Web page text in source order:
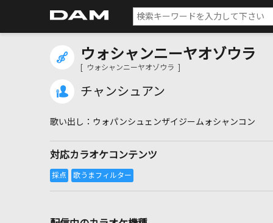
ウォシャンニーヤオゾウラ
[ ウォシャンニーヤオゾウラ ]
チャンシュアン
ウォパンシュェンザイジームォシャンコン
対応カラオケコンテンツ